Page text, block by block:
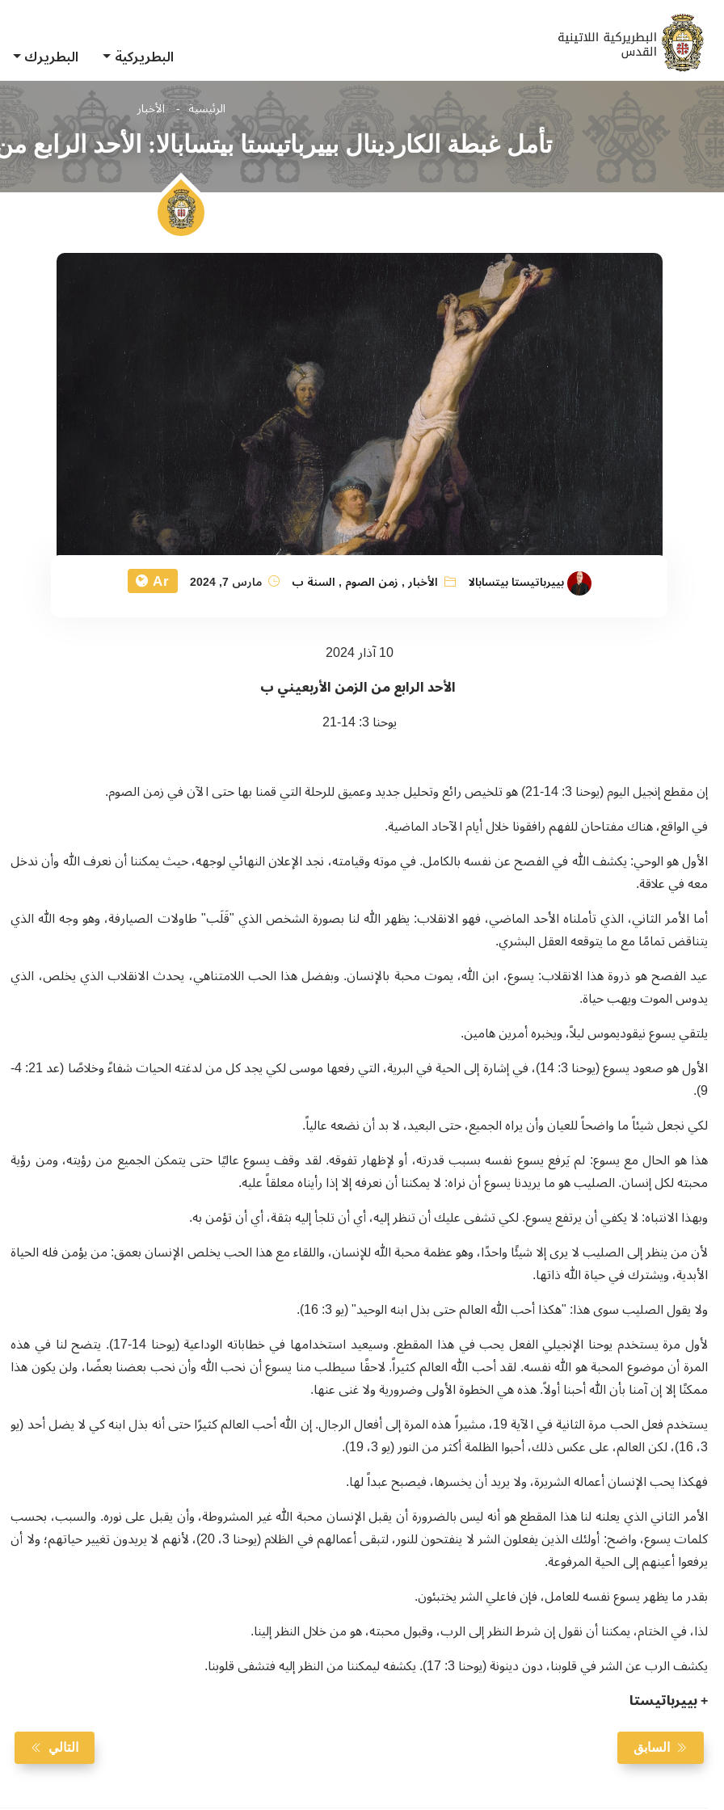
البطريركية
البطريرك
الرئيسية الأخبار
تأمل غبطة الكاردينال بييرباتيستا بيتسابالا: الأحد
بييرباتيستا بيتسابالا الأخبار, زمن الصوم , السنة ب مارس 7, 2024 Ar
10 آذار 2024
الأحد الرابع من الزمن الأربعيني ب
يوحنا 3: 14-21
إن مقطع إنجيل اليوم (يوحنا 3: 14-21) هو تلخيص رائع وتحليل جديد وعميق للرحلة التي قمنا بها حتى الآن في زمن الصوم.
في الواقع، هناك مفتاحان للفهم رافقونا خلال أيام الآحاد الماضية.
الأول هو الوحي: يكشف الله في الفصح عن نفسه بالكامل. في موته وقيامته، نجد الإعلان النهائي لوجهه، حيث يمكننا أن نعرف الله وأن ندخل
معه في علاقة.
أما الأمر الثاني، الذي تأملناه الأحد الماضي، فهو الانقلاب: يظهر الله لنا بصورة الشخص الذي "قَلَب" طاولات الصيارفة، وهو وجه الله الذي
يتناقض تمامًا مع ما يتوقعه العقل البشري.
عيد الفصح هو ذروة هذا الانقلاب: يسوع، ابن الله، يموت محبة بالإنسان. وبفضل هذا الحب اللامتناهي، يحدث الانقلاب الذي يخلص، الذي
يدوس الموت ويهب حياة.
يلتقي يسوع نيقوديموس ليلاً، ويخبره أمرين هامين.
الأول هو صعود يسوع (يوحنا 3: 14)، في إشارة إلى الحية في البرية، التي رفعها موسى لكي يجد كل من لدغته الحيات شفاءً وخلاصًا (عد 21: 4-
9).
لكي نجعل شيئاً ما واضحاً للعيان وأن يراه الجميع، حتى البعيد، لا بد أن نضعه عالياً.
هذا هو الحال مع يسوع: لم يَرفع يسوع نفسه بسبب قدرته، أو لإظهار تفوقه. لقد وقف يسوع عاليًا حتى يتمكن الجميع من رؤيته، ومن رؤية
محبته لكل إنسان. الصليب هو ما يريدنا يسوع أن نراه: لا يمكننا أن نعرفه إلا إذا رأيناه معلقاً عليه.
وبهذا الانتباه: لا يكفي أن يرتفع يسوع. لكي تشفى عليك أن تنظر إليه، أي أن تلجأ إليه بثقة، أي أن تؤمن به.
لأن من ينظر إلى الصليب لا يرى إلا شيئًا واحدًا، وهو عظمة محبة الله للإنسان، واللقاء مع هذا الحب يخلص الإنسان بعمق: من يؤمن فله الحياة
الأبدية، ويشترك في حياة الله ذاتها.
ولا يقول الصليب سوى هذا: "هكذا أحب الله العالم حتى بذل ابنه الوحيد" (يو 3: 16).
لأول مرة يستخدم يوحنا الإنجيلي الفعل يحب في هذا المقطع. وسيعيد استخدامها في خطاباته الوداعية (يوحنا 14-17). يتضح لنا في هذه
المرة أن موضوع المحبة هو الله نفسه. لقد أحب الله العالم كثيراً. لاحقًا سيطلب منا يسوع أن نحب الله وأن نحب بعضنا بعضًا، ولن يكون هذا
ممكنًا إلا إن آمنا بأن الله أحبنا أولاً. هذه هي الخطوة الأولى وضرورية ولا غنى عنها.
يستخدم فعل الحب مرة الثانية في الآية 19، مشيراً هذه المرة إلى أفعال الرجال. إن الله أحب العالم كثيرًا حتى أنه بذل ابنه كي لا يضل أحد (يو
3، 16)، لكن العالم، على عكس ذلك، أحبوا الظلمة أكثر من النور (يو 3، 19).
فهكذا يحب الإنسان أعماله الشريرة، ولا يريد أن يخسرها، فيصبح عبداً لها.
الأمر الثاني الذي يعلنه لنا هذا المقطع هو أنه ليس بالضرورة أن يقبل الإنسان محبة الله غير المشروطة، وأن يقبل على نوره. والسبب، بحسب
كلمات يسوع، واضح: أولئك الذين يفعلون الشر لا ينفتحون للنور، لتبقى أعمالهم في الظلام (يوحنا 3، 20)، لأنهم لا يريدون تغيير حياتهم؛ ولا أن
يرفعوا أعينهم إلى الحية المرفوعة.
بقدر ما يظهر يسوع نفسه للعامل، فإن فاعلي الشر يختبئون.
لذا، في الختام، يمكننا أن نقول إن شرط النظر إلى الرب، وقبول محبته، هو من خلال النظر إلينا.
يكشف الرب عن الشر في قلوبنا، دون دينونة (يوحنا 3: 17). يكشفه ليمكننا من النظر إليه فتشفى قلوبنا.
+ بييرباتيستا
السابق التالي